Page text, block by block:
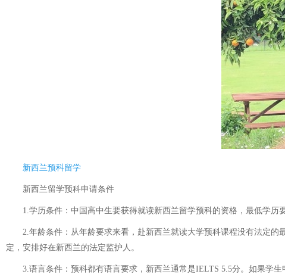
新西兰预科留学
新西兰留学预科申请条件
1.学历条件：中国高中生要获得就读新西兰留学预科的资格，最低学历
2.年龄条件：从年龄要求来看，赴新西兰就读大学预科课程没有法定的
定，安排好在新西兰的法定监护人。
3.语言条件：预科都有语言要求，新西兰通常是IELTS 5.5分。如果学生